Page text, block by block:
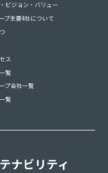
ビジョン・バリュー
プ主要4社について
ス
覧
プ会社一覧
覧
ナビリティ